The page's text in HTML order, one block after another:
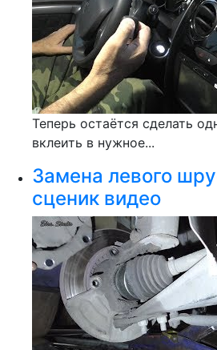
Теперь остаётся сделать
вклеить в нужное...
Замена левого
сценик видео